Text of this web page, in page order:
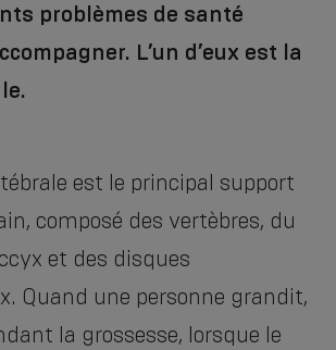
problèmes de santé
L’un d’eux est la
est le principal support
composé des vertèbres, du
et des disques
Quand une personne grandit,
la grossesse, lorsque le